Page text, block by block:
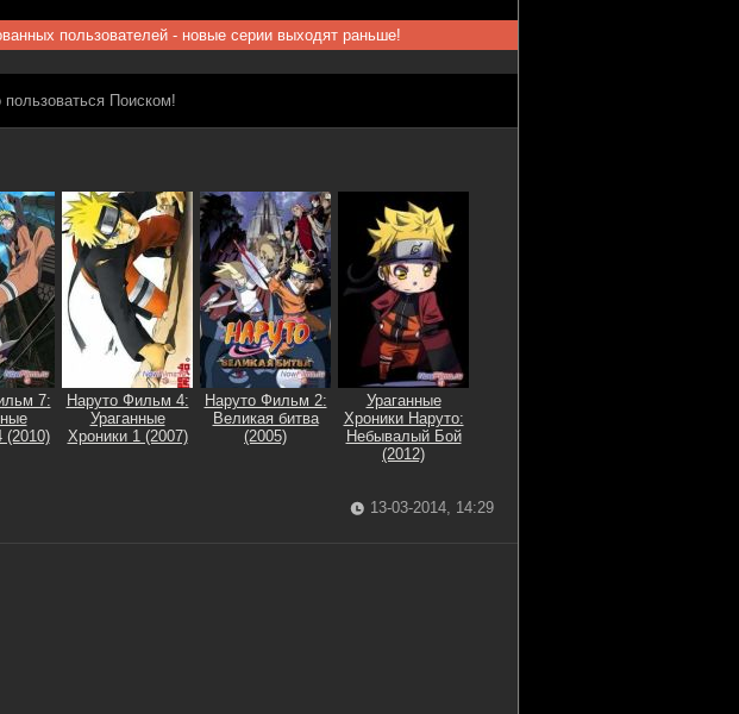
пользователей - новые серии выходят раньше!
Поиском!
7:
(2010)
Наруто Фильм 4:
Ураганные
Хроники 1 (2007)
Наруто Фильм 2:
Великая битва
(2005)
Ураганные
Хроники Наруто:
Небывалый Бой
(2012)
13-03-2014, 14:29